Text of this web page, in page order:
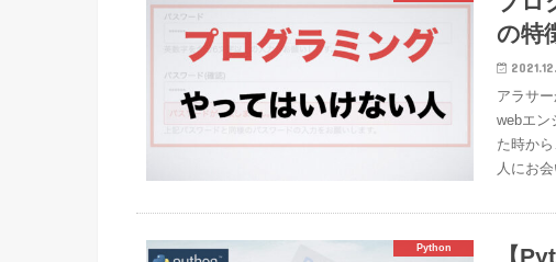
の特
アラサ
webエン
た時か
人にお
Python 【